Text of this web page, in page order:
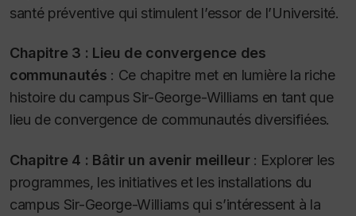
santé préventive qui stimulent l’essor de l’Université.
Chapitre 3 : Lieu de convergence des
communautés : Ce chapitre met en lumière la riche
histoire du campus Sir-George-Williams en tant que
lieu de convergence de communautés diversifiées.
Chapitre 4 : Bâtir un avenir meilleur : Explorer les
programmes, les initiatives et les installations du
campus Sir-George-Williams qui s’intéressent à la